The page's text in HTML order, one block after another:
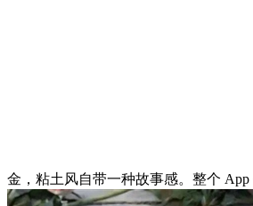
金，粘土风自带一种故事感。整个